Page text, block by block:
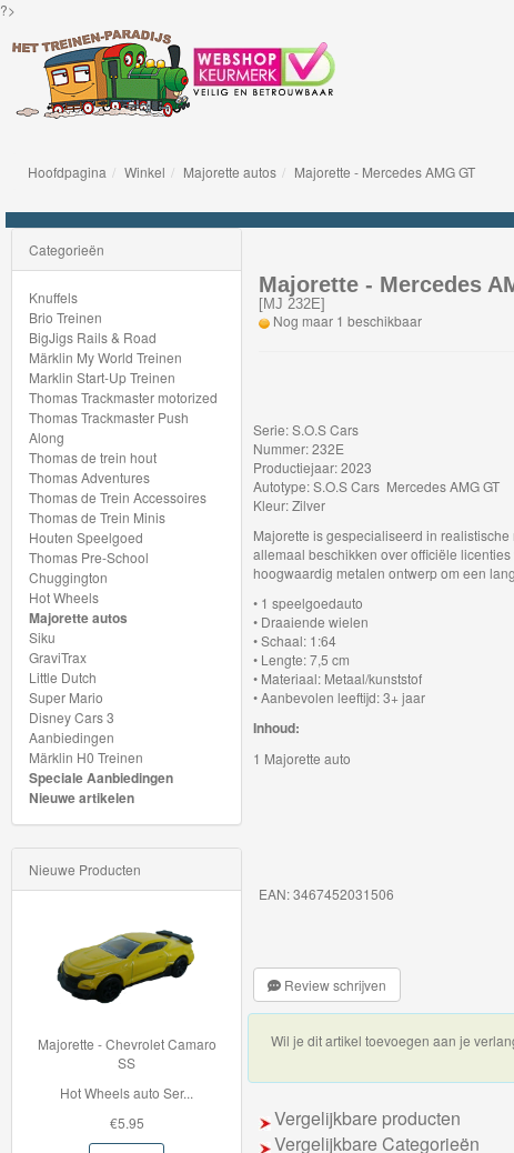
?>
Brio
Treinen
BigJigs
Rails
&
Road
Märklin
My
World
Treinen
Marklin
Start-
Up
Treinen
Thomas
Trackmaster
motorized
Thomas
Push
Along
Thomas
trein
Hoofdpagina
Winkel Majorette autos Majorette - Mercedes AMG GT
Majorette - Mercedes
[MJ 232E]
Nog maar 1 beschikbaar
Serie: S.O.S Cars
Nummer: 232E
Productiejaar: 2023
Autotype: S.O.S Cars Mercedes AMG GT
Kleur: Zilver
Majorette is gespecialiseerd in
allemaal beschikken over officiële
hoogwaardig metalen ontwerp om een
• 1 speelgoedauto
• Draaiende wielen
• Schaal: 1:64
• Lengte: 7,5 cm
• Materiaal: Metaal/kunststof
• Aanbevolen leeftijd: 3+ jaar
Inhoud:
1 Majorette auto
EAN: 3467452031506
Review schrijven
Wil je dit artikel toevoegen aan je
Vergelijkbare producten
Vergelijkbare Categorieën
Categorieën
Knuffels
Brio Treinen
BigJigs Rails & Road
Märklin My World Treinen
Marklin Start-Up Treinen
Thomas Trackmaster motorized
Thomas Trackmaster Push
Along
Thomas de trein hout
Thomas Adventures
Thomas de Trein Accessoires
Thomas de Trein Minis
Houten Speelgoed
Thomas Pre-School
Chuggington
Hot Wheels
Majorette autos
Siku
GraviTrax
Little Dutch
Super Mario
Disney Cars 3
Aanbiedingen
Märklin H0 Treinen
Speciale Aanbiedingen
Nieuwe artikelen
Nieuwe Producten
Majorette - Chevrolet Camaro
Hot Wheels auto Ser...
33996 BRIO Container Kraan
Bekijken